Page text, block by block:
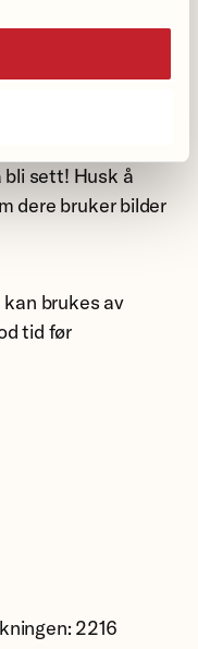
på
bli sett! Husk å
dere bruker bilder
brukes av
tid før
2216